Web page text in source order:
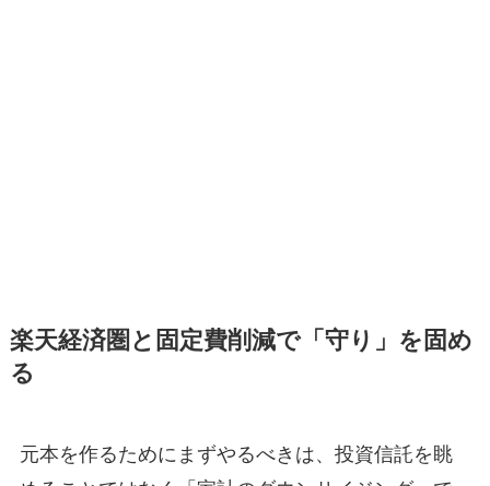
楽天経済圏と固定費削減で「守り」を固め
る
元本を作るためにまずやるべきは、投資信託を眺